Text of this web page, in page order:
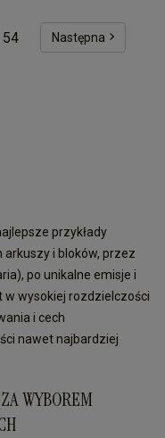
54
przykłady
i bloków, przez
po unikalne emisje i
w wysokiej rozdzielczości
i cech
nawet najbardziej
WYBOREM